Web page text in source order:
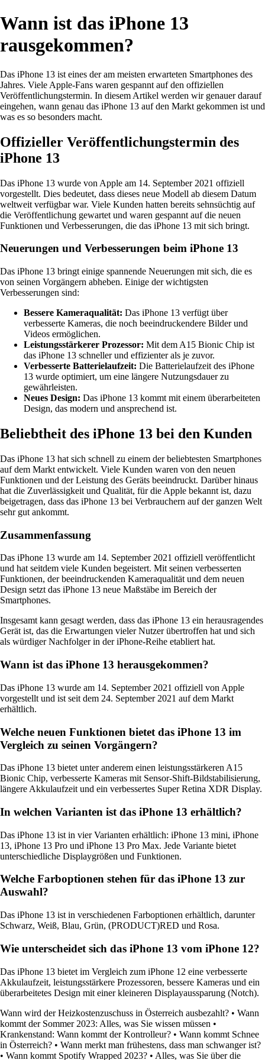
Wann ist das iPhone 13
rausgekommen?
Das iPhone 13 ist eines der am meisten erwarteten Smartphones des
Jahres. Viele Apple-Fans waren gespannt auf den offiziellen
Veröffentlichungstermin. In diesem Artikel werden wir genauer darauf
eingehen, wann genau das iPhone 13 auf den Markt gekommen ist und
was es so besonders macht.
Offizieller Veröffentlichungstermin des
iPhone 13
Das iPhone 13 wurde von Apple am 14. September 2021 offiziell
vorgestellt. Dies bedeutet, dass dieses neue Modell ab diesem Datum
weltweit verfügbar war. Viele Kunden hatten bereits sehnsüchtig auf
die Veröffentlichung gewartet und waren gespannt auf die neuen
Funktionen und Verbesserungen, die das iPhone 13 mit sich bringt.
Neuerungen und Verbesserungen beim iPhone 13
Das iPhone 13 bringt einige spannende Neuerungen mit sich, die es
von seinen Vorgängern abheben. Einige der wichtigsten
Verbesserungen sind:
Bessere Kameraqualität: Das iPhone 13 verfügt über
verbesserte Kameras, die noch beeindruckendere Bilder und
Videos ermöglichen.
Leistungsstärkerer Prozessor: Mit dem A15 Bionic Chip ist
das iPhone 13 schneller und effizienter als je zuvor.
Verbesserte Batterielaufzeit: Die Batterielaufzeit des iPhone
13 wurde optimiert, um eine längere Nutzungsdauer zu
gewährleisten.
Neues Design: Das iPhone 13 kommt mit einem überarbeiteten
Design, das modern und ansprechend ist.
Beliebtheit des iPhone 13 bei den Kunden
Das iPhone 13 hat sich schnell zu einem der beliebtesten Smartphones
auf dem Markt entwickelt. Viele Kunden waren von den neuen
Funktionen und der Leistung des Geräts beeindruckt. Darüber hinaus
hat die Zuverlässigkeit und Qualität, für die Apple bekannt ist, dazu
beigetragen, dass das iPhone 13 bei Verbrauchern auf der ganzen Welt
sehr gut ankommt.
Zusammenfassung
Das iPhone 13 wurde am 14. September 2021 offiziell veröffentlicht
und hat seitdem viele Kunden begeistert. Mit seinen verbesserten
Funktionen, der beeindruckenden Kameraqualität und dem neuen
Design setzt das iPhone 13 neue Maßstäbe im Bereich der
Smartphones.
Insgesamt kann gesagt werden, dass das iPhone 13 ein herausragendes
Gerät ist, das die Erwartungen vieler Nutzer übertroffen hat und sich
als würdiger Nachfolger in der iPhone-Reihe etabliert hat.
Wann ist das iPhone 13 herausgekommen?
Das iPhone 13 wurde am 14. September 2021 offiziell von Apple
vorgestellt und ist seit dem 24. September 2021 auf dem Markt
erhältlich.
Welche neuen Funktionen bietet das iPhone 13 im
Vergleich zu seinen Vorgängern?
Das iPhone 13 bietet unter anderem einen leistungsstärkeren A15
Bionic Chip, verbesserte Kameras mit Sensor-Shift-Bildstabilisierung,
längere Akkulaufzeit und ein verbessertes Super Retina XDR Display.
In welchen Varianten ist das iPhone 13 erhältlich?
Das iPhone 13 ist in vier Varianten erhältlich: iPhone 13 mini, iPhone
13, iPhone 13 Pro und iPhone 13 Pro Max. Jede Variante bietet
unterschiedliche Displaygrößen und Funktionen.
Welche Farboptionen stehen für das iPhone 13 zur
Auswahl?
Das iPhone 13 ist in verschiedenen Farboptionen erhältlich, darunter
Schwarz, Weiß, Blau, Grün, (PRODUCT)RED und Rosa.
Wie unterscheidet sich das iPhone 13 vom iPhone 12?
Das iPhone 13 bietet im Vergleich zum iPhone 12 eine verbesserte
Akkulaufzeit, leistungsstärkere Prozessoren, bessere Kameras und ein
überarbeitetes Design mit einer kleineren Displayaussparung (Notch).
Wann wird der Heizkostenzuschuss in Österreich ausbezahlt? • Wann
kommt der Sommer 2023: Alles, was Sie wissen müssen •
Krankenstand: Wann kommt der Kontrolleur? • Wann kommt Schnee
in Österreich? • Wann merkt man frühestens, dass man schwanger ist?
• Wann kommt Spotify Wrapped 2023? • Alles, was Sie über die